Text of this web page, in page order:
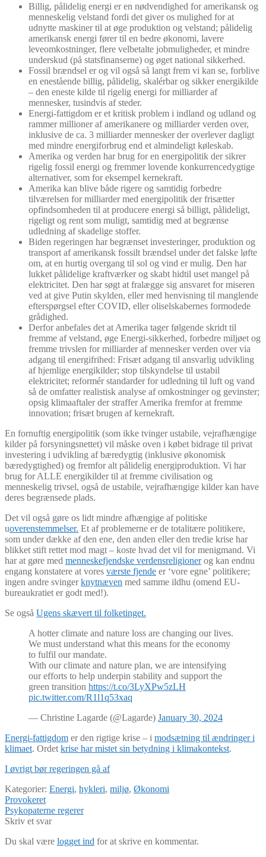
Billig, pålidelig energi er en nødvendighed for amerikansk og
menneskelig velstand fordi det giver os mulighed for at
udnytte maskiner til at øge produktion og velstand; pålidelig
amerikansk energi fører til en bedre økonomi, lavere
leveomkostninger, flere velbetalte jobmuligheder, et mindre
underskud (på statsfinanserne) og øget national sikkerhed.
Fossil brændsel er og vil også så langt frem vi kan se, forblive
en enestående billig, pålidelig, skalérbar og sikker energikilde
– den eneste kilde til rigelig energi for milliarder af
mennesker, tusindvis af steder.
Energi-fattigdom er et kritisk problem i indland og udland og
rammer millioner af amerikanere og milliarder verden over,
inklusive de ca. 3 milliarder mennesker der overlever dagligt
med mindre energiforbrug end et almindeligt køleskab.
Amerika og verden har brug for en energipolitik der sikrer
rigelig fossil energi og fremmer lovende konkurrencedygtige
alternativer, som for eksempel kernekraft.
Amerika kan blive både rigere og samtidig forbedre
tilværelsen for milliarder med energipolitik der frisætter
opfindsomheden til at producere energi så billigt, pålideligt,
rigeligt og rent som muligt, samtidig med at begrænse
udledning af skadelige stoffer.
Biden regeringen har begrænset investeringer, produktion og
transport af amerikansk fossilt brændsel under det falske løfte
om, at en hurtig overgang til sol og vind er mulig. Den har
lukket pålidelige kraftværker og skabt hidtil uset mangel på
elektricitet. Den har søgt at fralægge sig ansvaret for miseren
ved at give Putin skylden, eller med henvisning til manglende
efterspørgsel efter COVID, eller oliselskabernes formodede
grådighed.
Derfor anbefales det at Amerika tager følgende skridt til
fremme af velstand, øge Energi-sikkerhed, forbedre miljøet og
fremme trivslen for milliarder af mennesker verden over via
adgang til energifrihed: Frisæt adgang til ansvarlig udvikling
af hjemlige energikilder; stop tilskyndelse til ustabil
elektricitet; reformér standarder for udledning til luft og vand
så de omfatter realistisk analyse af omkostninger og gevinster;
opsig klimaaftaler der straffer Amerika fremfor at fremme
innovation; frisæt brugen af kernekraft.
En fornuftig energipolitik (som ikke tvinger ustabile, vejrafhængige
kilder på forsyningsnettet) vil måske oven i købet bidrage til privat
investering i udvikling af bæredygtig (inklusive økonomisk
bæredygtighed) og fremfor alt pålidelig energiproduktion. Vi har
brug for ALLE energikilder til at fremme civilisation og
menneskelig trivsel, også de ustabile, vejrafhængige kilder kan have
deres begrænsede plads.
Det vil også gøre os lidt mindre afhængige af politiske
uoverenstemmelser. Et af problemerne er de totalitære politikere,
som under dække af den ene, den anden eller den tredie krise har
blikket stift rettet mod magt – koste hvad det vil for menigmand. Vi
har at gøre med menneskefjendske verdensreligionerog kan endnu
engang konstatere at vores værste fjende er ‘vore egne’ politikere;
ingen andre svingerknytnæven med samme ildhu (omend EU-
bureaukratiet er godt med!).
Se også Ugens skævert til folketinget.
A hotter climate and nature loss are changing our lives.
We must understand what this means for the economy
to fulfil our mandate.
With our climate and nature plan, we are intensifying
our efforts to help underpin stability and support the
green transition https://t.co/3LyXPw5zLH
pic.twitter.com/R1l1q53xaq
— Christine Lagarde (@Lagarde) January 30, 2024
Energi-fattigdom er den rigtige krise – i modsætning til ændringer i
klimaet. Ordet krise har mistet sin betydning i klimakontekst.
I øvrigt bør regeringen gå af
Kategorier: Energi, hykleri, miljø, Økonomi
Indlægsnavigation
Forrige
indlæg:
Provokeret
Næste
indlæg:
Psykopaterne regerer
Skriv et svar
Du skal være logget ind for at skrive en kommentar.